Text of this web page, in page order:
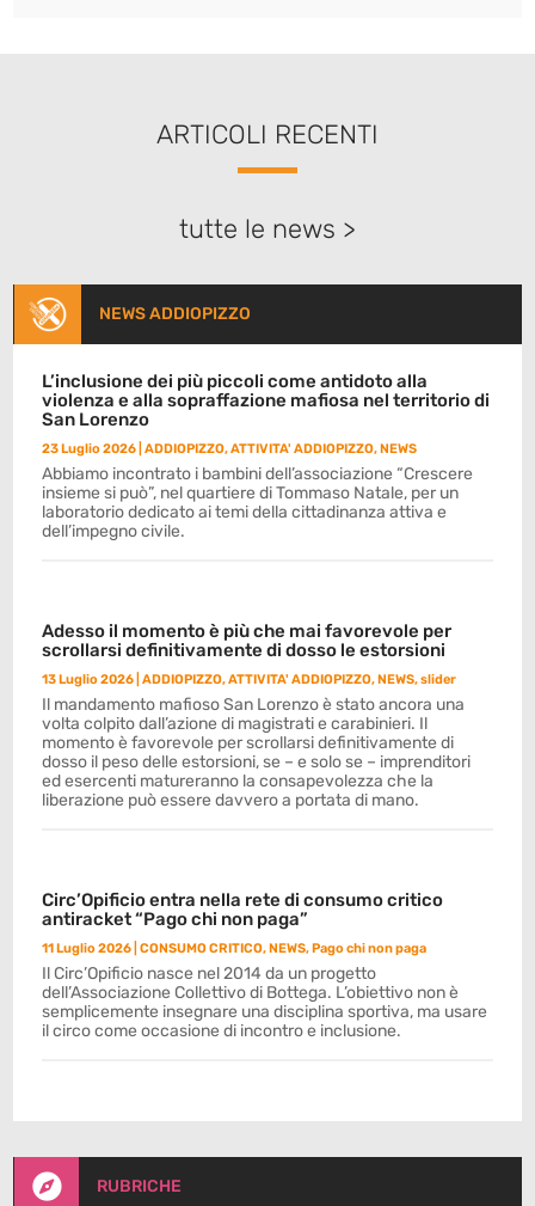
ARTICOLI RECENTI
tutte le news >
NEWS ADDIOPIZZO
L’inclusione dei più piccoli come antidoto alla
violenza e alla sopraffazione mafiosa nel territorio di
San Lorenzo
23 Luglio 2026 |ADDIOPIZZO,ATTIVITA' ADDIOPIZZO,NEWS
Abbiamo incontrato i bambini dell’associazione “Crescere
insieme si può”, nel quartiere di Tommaso Natale, per un
laboratorio dedicato ai temi della cittadinanza attiva e
dell’impegno civile.
Adesso il momento è più che mai favorevole per
scrollarsi definitivamente di dosso le estorsioni
13 Luglio 2026 |ADDIOPIZZO,ATTIVITA' ADDIOPIZZO,NEWS,slider
Il mandamento mafioso San Lorenzo è stato ancora una
volta colpito dall’azione di magistrati e carabinieri. Il
momento è favorevole per scrollarsi definitivamente di
dosso il peso delle estorsioni, se – e solo se – imprenditori
ed esercenti matureranno la consapevolezza che la
liberazione può essere davvero a portata di mano.
Circ’Opificio entra nella rete di consumo critico
antiracket “Pago chi non paga”
11 Luglio 2026 |CONSUMO CRITICO,NEWS,Pago chi non paga
Il Circ’Opificio nasce nel 2014 da un progetto
dell’Associazione Collettivo di Bottega. L’obiettivo non è
semplicemente insegnare una disciplina sportiva, ma usare
il circo come occasione di incontro e inclusione.
 RUBRICHE